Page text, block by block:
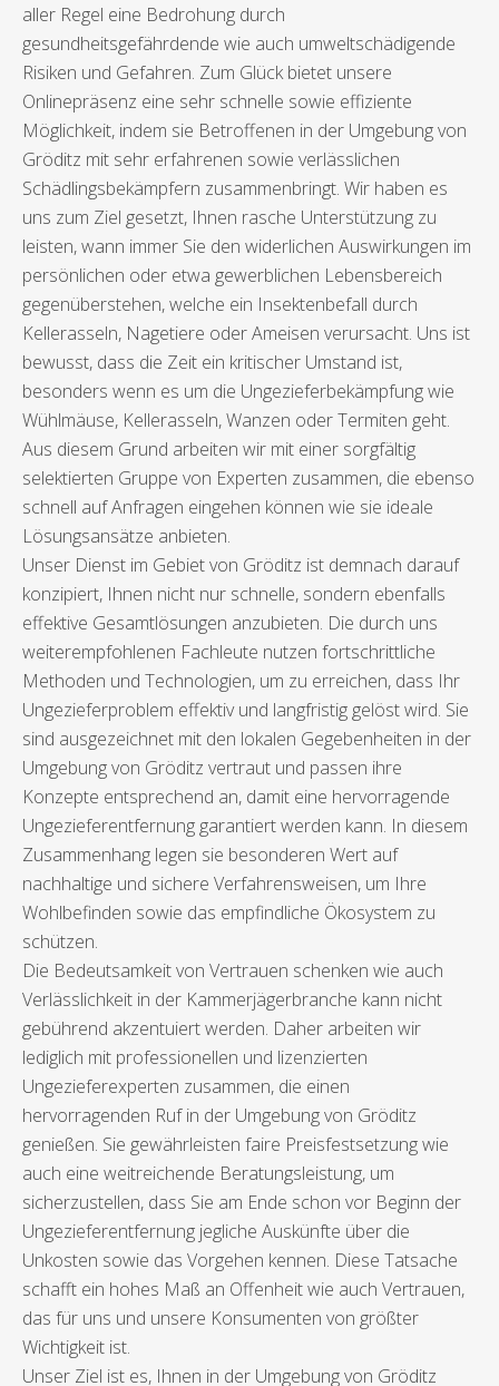
aller Regel eine Bedrohung durch
gesundheitsgefährdende wie auch umweltschädigende
Risiken und Gefahren. Zum Glück bietet unsere
Onlinepräsenz eine sehr schnelle sowie effiziente
Möglichkeit, indem sie Betroffenen in der Umgebung von
Gröditz mit sehr erfahrenen sowie verlässlichen
Schädlingsbekämpfern zusammenbringt. Wir haben es
uns zum Ziel gesetzt, Ihnen rasche Unterstützung zu
leisten, wann immer Sie den widerlichen Auswirkungen im
persönlichen oder etwa gewerblichen Lebensbereich
gegenüberstehen, welche ein Insektenbefall durch
Kellerasseln, Nagetiere oder Ameisen verursacht. Uns ist
bewusst, dass die Zeit ein kritischer Umstand ist,
besonders wenn es um die Ungezieferbekämpfung wie
Wühlmäuse, Kellerasseln, Wanzen oder Termiten geht.
Aus diesem Grund arbeiten wir mit einer sorgfältig
selektierten Gruppe von Experten zusammen, die ebenso
schnell auf Anfragen eingehen können wie sie ideale
Lösungsansätze anbieten.
Unser Dienst im Gebiet von Gröditz ist demnach darauf
konzipiert, Ihnen nicht nur schnelle, sondern ebenfalls
effektive Gesamtlösungen anzubieten. Die durch uns
weiterempfohlenen Fachleute nutzen fortschrittliche
Methoden und Technologien, um zu erreichen, dass Ihr
Ungezieferproblem effektiv und langfristig gelöst wird. Sie
sind ausgezeichnet mit den lokalen Gegebenheiten in der
Umgebung von Gröditz vertraut und passen ihre
Konzepte entsprechend an, damit eine hervorragende
Ungezieferentfernung garantiert werden kann. In diesem
Zusammenhang legen sie besonderen Wert auf
nachhaltige und sichere Verfahrensweisen, um Ihre
Wohlbefinden sowie das empfindliche Ökosystem zu
schützen.
Die Bedeutsamkeit von Vertrauen schenken wie auch
Verlässlichkeit in der Kammerjägerbranche kann nicht
gebührend akzentuiert werden. Daher arbeiten wir
lediglich mit professionellen und lizenzierten
Ungezieferexperten zusammen, die einen
hervorragenden Ruf in der Umgebung von Gröditz
genießen. Sie gewährleisten faire Preisfestsetzung wie
auch eine weitreichende Beratungsleistung, um
sicherzustellen, dass Sie am Ende schon vor Beginn der
Ungezieferentfernung jegliche Auskünfte über die
Unkosten sowie das Vorgehen kennen. Diese Tatsache
schafft ein hohes Maß an Offenheit wie auch Vertrauen,
das für uns und unsere Konsumenten von größter
Wichtigkeit ist.
Unser Ziel ist es, Ihnen in der Umgebung von Gröditz